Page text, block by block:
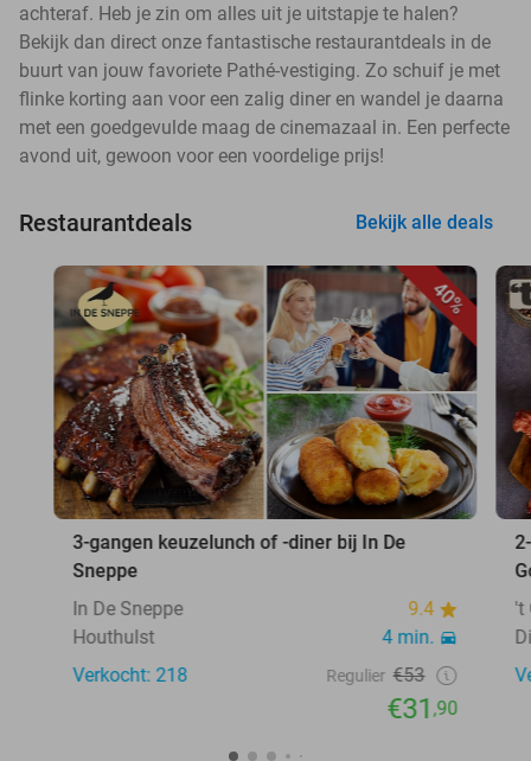
achteraf. Heb je zin om alles uit je uitstapje te halen?
Bekijk dan direct onze fantastische restaurantdeals in de
buurt van jouw favoriete Pathé-vestiging. Zo schuif je met
flinke korting aan voor een zalig diner en wandel je daarna
met een goedgevulde maag de cinemazaal in. Een perfecte
avond uit, gewoon voor een voordelige prijs!
Restaurantdeals Bekijk alle deals
40%
3-gangen keuzelunch of -diner bij In De
Sneppe
In De Sneppe
9.4
Houthulst
4 min.
Verkocht: 218
Regulier €53
€31,90
't